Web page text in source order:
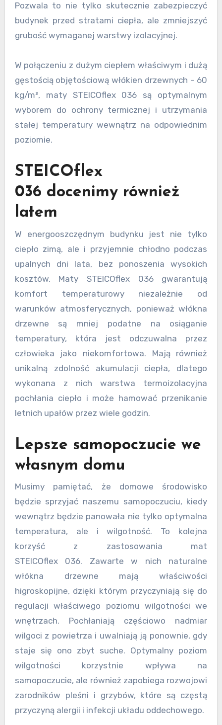
Pozwala to nie tylko skutecznie zabezpieczyć
budynek przed stratami ciepła, ale zmniejszyć
grubość wymaganej warstwy izolacyjnej.
W połączeniu z dużym ciepłem właściwym i dużą
gęstością objętościową włókien drzewnych – 60
kg/m³, maty STEICOflex 036 są optymalnym
wyborem do ochrony termicznej i utrzymania
stałej temperatury wewnątrz na odpowiednim
poziomie.
STEICOflex
036 docenimy również
latem
W energooszczędnym budynku jest nie tylko
ciepło zimą, ale i przyjemnie chłodno podczas
upalnych dni lata, bez ponoszenia wysokich
kosztów. Maty STEICOflex 036 gwarantują
komfort temperaturowy niezależnie od
warunków atmosferycznych, ponieważ włókna
drzewne są mniej podatne na osiąganie
temperatury, która jest odczuwalna przez
człowieka jako niekomfortowa. Mają również
unikalną zdolność akumulacji ciepła, dlatego
wykonana z nich warstwa termoizolacyjna
pochłania ciepło i może hamować przenikanie
letnich upałów przez wiele godzin.
Lepsze samopoczucie we
własnym domu
Musimy pamiętać, że domowe środowisko
będzie sprzyjać naszemu samopoczuciu, kiedy
wewnątrz będzie panowała nie tylko optymalna
temperatura, ale i wilgotność. To kolejna
korzyść z zastosowania mat
STEICOflex 036. Zawarte w nich naturalne
włókna drzewne mają właściwości
higroskopijne, dzięki którym przyczyniają się do
regulacji właściwego poziomu wilgotności we
wnętrzach. Pochłaniają częściowo nadmiar
wilgoci z powietrza i uwalniają ją ponownie, gdy
staje się ono zbyt suche. Optymalny poziom
wilgotności korzystnie wpływa na
samopoczucie, ale również zapobiega rozwojowi
zarodników pleśni i grzybów, które są częstą
przyczyną alergii i infekcji układu oddechowego.